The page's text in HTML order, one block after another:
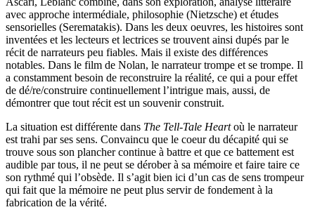
avec approche intermédiale, philosophie (Nietzsche) et études
sensorielles (Serematakis). Dans les deux oeuvres, les histoires sont
inventées et les lecteurs et lectrices se trouvent ainsi dupés par le
récit de narrateurs peu fiables. Mais il existe des différences
notables. Dans le film de Nolan, le narrateur trompe et se trompe. Il
a constamment besoin de reconstruire la réalité, ce qui a pour effet
de dé/re/construire continuellement l’intrigue mais, aussi, de
démontrer que tout récit est un souvenir construit.
La situation est différente dans The Tell-Tale Heartoù le narrateur
est trahi par ses sens. Convaincu que le coeur du décapité qui se
trouve sous son plancher continue à battre et que ce battement est
audible par tous, il ne peut se dérober à sa mémoire et faire taire ce
son rythmé qui l’obsède. Il s’agit bien ici d’un cas de sens trompeur
qui fait que la mémoire ne peut plus servir de fondement à la
fabrication de la vérité.